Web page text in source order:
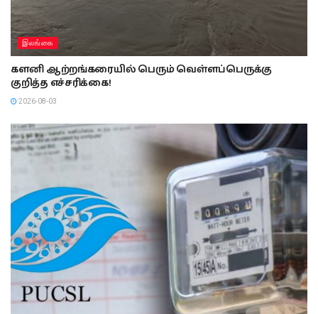
இலங்கை
களனி ஆற்றங்கரையில் பெரும் வெள்ளப்பெருக்கு
குறித்த எச்சரிக்கை!
2026-08-03